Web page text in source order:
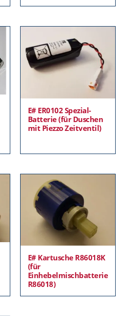
E# ER0102 Spezial-
Batterie (für Duschen
mit Piezzo Zeitventil)
E# Kartusche R86018K
(für
Einhebelmischbatterie
R86018)